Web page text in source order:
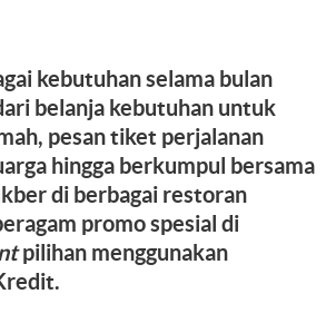
kebutuhan selama bulan
belanja kebutuhan untuk
pesan tiket perjalanan
hingga berkumpul bersama
di berbagai restoran
promo spesial di
pilihan menggunakan